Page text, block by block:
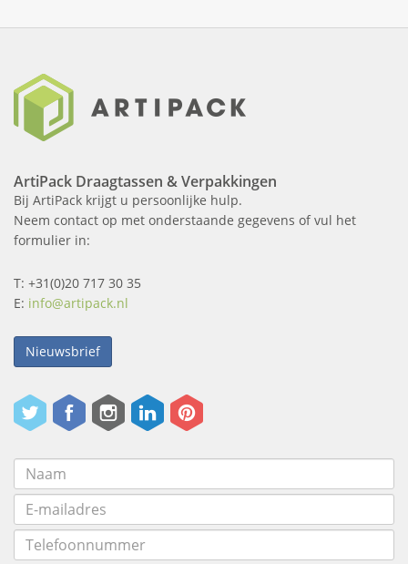
ArtiPack Draagtassen & Verpakkingen
Bij ArtiPack krijgt u persoonlijke hulp.
Neem contact op met onderstaande gegevens of vul het
formulier in:
T: +31(0)20 717 30 35
E: info@artipack.nl
Nieuwsbrief